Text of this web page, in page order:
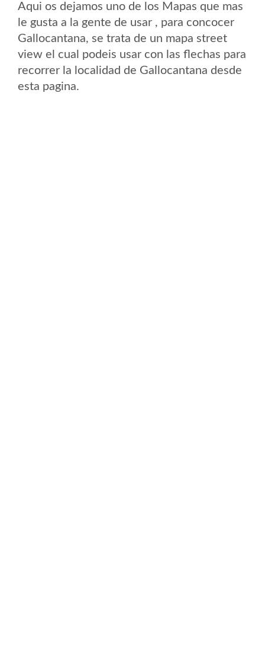
Aqui os dejamos uno de los Mapas que mas
le gusta a la gente de usar , para concocer
Gallocantana, se trata de un mapa street
view el cual podeis usar con las flechas para
recorrer la localidad de Gallocantana desde
esta pagina.